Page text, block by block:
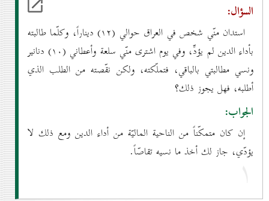
السؤال:
استدان منّي شخص في العراق حوالي (۱۲) ديناراً، وكلّما طالبته
بأداء الدين لم يؤدِّ، وفي يوم اشترى منّي سلعة وأعطاني (۱٠) دنانير
ونسي مطالبتي بالباقي، فتملّكته، ولكن نقّصته من الطلب الذي
أطلبه، فهل يجوز ذلك؟
الجواب:
إن كان متمكّناً من الناحية الماليّة من أداء الدين ومع ذلك لا
يؤدّي، جاز لك أخذ ما نسيه تقاصّاً.
۱